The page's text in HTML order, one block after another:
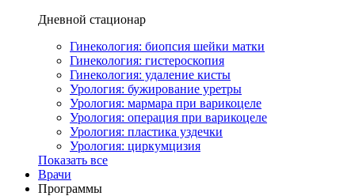
Дневной стационар
Гинекология: биопсия шейки матки
Гинекология: гистероскопия
Гинекология: удаление кисты
Урология: бужирование уретры
Урология: мармара при варикоцеле
Урология: операция при варикоцеле
Урология: пластика уздечки
Урология: циркумцизия
Показать все
Врачи
Программы